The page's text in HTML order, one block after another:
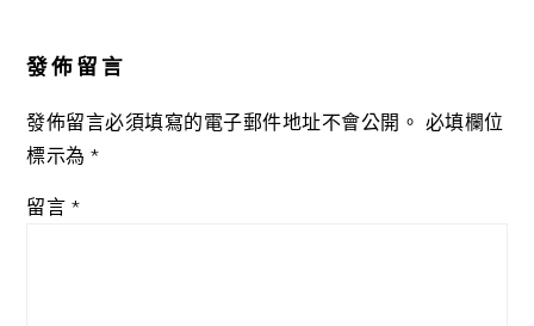
發佈留言
發佈留言必須填寫的電子郵件地址不會公開。 必填欄位
標示為*
留言 *